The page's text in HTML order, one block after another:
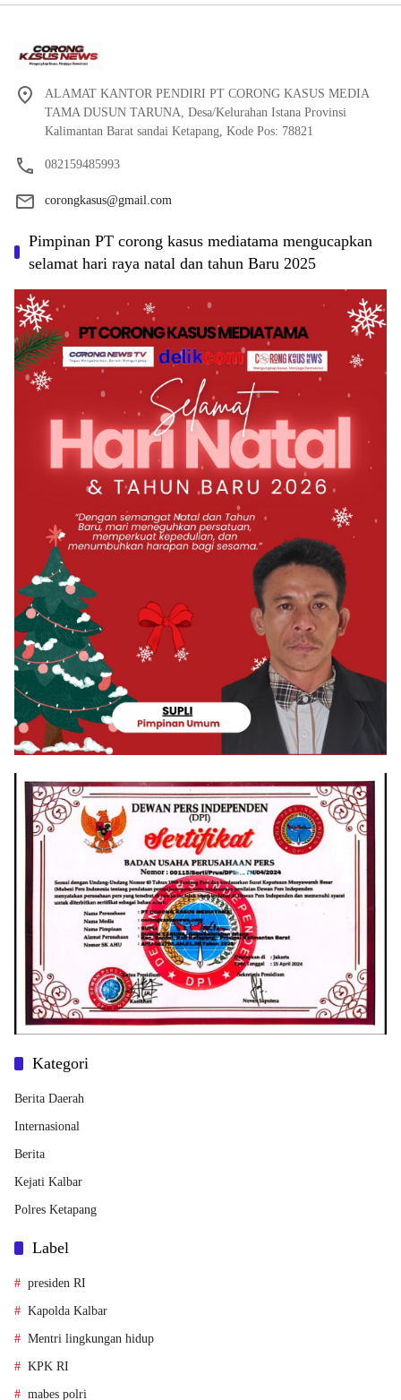
ALAMAT KANTOR PENDIRI PT CORONG KASUS MEDIA
TAMA DUSUN TARUNA, Desa/Kelurahan Istana Provinsi
Kalimantan Barat sandai Ketapang, Kode Pos: 78821
082159485993
corongkasus@gmail.com
Pimpinan PT corong kasus mediatama mengucapkan
selamat hari raya natal dan tahun Baru 2025
Kategori
Berita Daerah
Internasional
Berita
Kejati Kalbar
Polres Ketapang
Label
presiden RI
Kapolda Kalbar
Mentri lingkungan hidup
KPK RI
mabes polri